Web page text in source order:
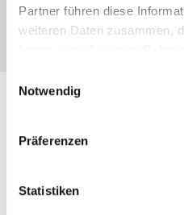
Partner führen diese
weiteren Daten zusammen,
Notwendig
Präferenzen
Statistiken
Tip:Let erop dat de auto van
van winterbanden en neem